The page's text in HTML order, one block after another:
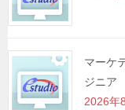
マーケ
ジニア
2026年